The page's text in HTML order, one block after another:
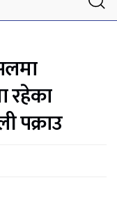
रहेका
पक्राउ